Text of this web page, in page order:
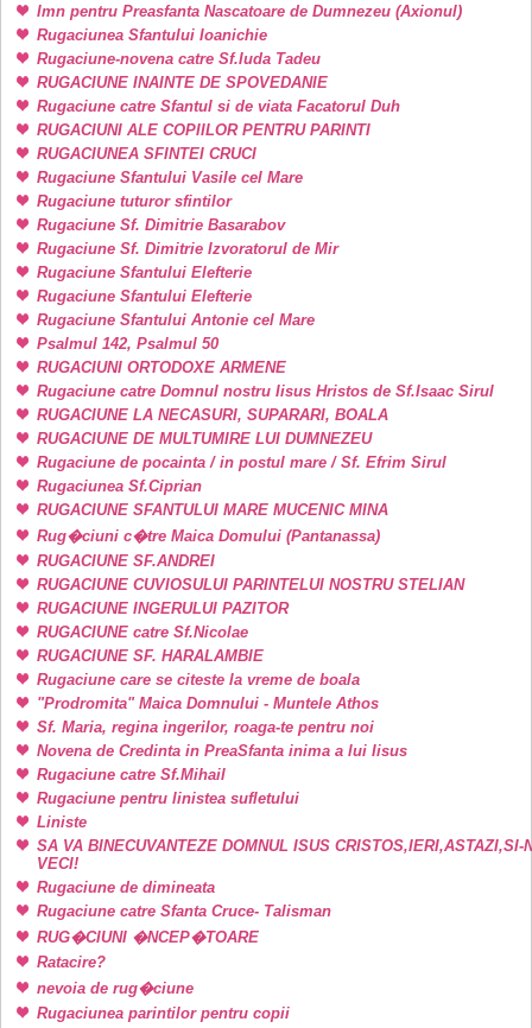
Imn pentru Preasfanta Nascatoare de Dumnezeu (Axionul)
Rugaciunea Sfantului Ioanichie
Rugaciune-novena catre Sf.Iuda Tadeu
RUGACIUNE INAINTE DE SPOVEDANIE
Rugaciune catre Sfantul si de viata Facatorul Duh
RUGACIUNI ALE COPIILOR PENTRU PARINTI
RUGACIUNEA SFINTEI CRUCI
Rugaciune Sfantului Vasile cel Mare
Rugaciune tuturor sfintilor
Rugaciune Sf. Dimitrie Basarabov
Rugaciune Sf. Dimitrie Izvoratorul de Mir
Rugaciune Sfantului Elefterie
Rugaciune Sfantului Elefterie
Rugaciune Sfantului Antonie cel Mare
Psalmul 142, Psalmul 50
RUGACIUNI ORTODOXE ARMENE
Rugaciune catre Domnul nostru Iisus Hristos de Sf.Isaac Sirul
RUGACIUNE LA NECASURI, SUPARARI, BOALA
RUGACIUNE DE MULTUMIRE LUI DUMNEZEU
Rugaciune de pocainta / in postul mare / Sf. Efrim Sirul
Rugaciunea Sf.Ciprian
RUGACIUNE SFANTULUI MARE MUCENIC MINA
Rug�ciuni c�tre Maica Domului (Pantanassa)
RUGACIUNE SF.ANDREI
RUGACIUNE CUVIOSULUI PARINTELUI NOSTRU STELIAN
RUGACIUNE INGERULUI PAZITOR
RUGACIUNE catre Sf.Nicolae
RUGACIUNE SF. HARALAMBIE
Rugaciune care se citeste la vreme de boala
"Prodromita" Maica Domnului - Muntele Athos
Sf. Maria, regina ingerilor, roaga-te pentru noi
Novena de Credinta in PreaSfanta inima a lui Iisus
Rugaciune catre Sf.Mihail
Rugaciune pentru linistea sufletului
Liniste
SA VA BINECUVANTEZE DOMNUL ISUS CRISTOS,IERI,ASTAZI,SI-
VECI!
Rugaciune de dimineata
Rugaciune catre Sfanta Cruce- Talisman
RUG�CIUNI �NCEP�TOARE
Ratacire?
nevoia de rug�ciune
Rugaciunea parintilor pentru copii